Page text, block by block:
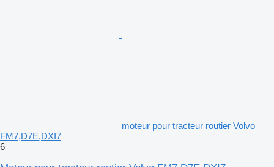
moteur pour tracteur routier Volvo
FM7,D7E,DXI7
6